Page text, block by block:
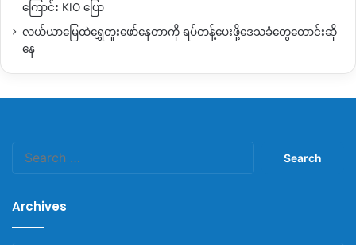
ကြောင်း KIO ပြော
လယ်ယာမြေထဲရွှေတူးဖော်နေတာကို ရပ်တန့်ပေးဖို့ဒေသခံတွေတောင်းဆို
နေ
Archives